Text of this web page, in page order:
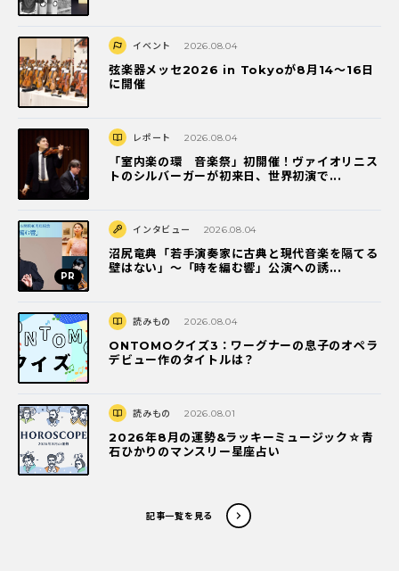
イベント 2026.08.04
弦楽器メッセ2026 in Tokyoが8月14～16日
に開催
レポート 2026.08.04
「室内楽の環 音楽祭」初開催！ヴァイオリニス
トのシルバーガーが初来日、世界初演で...
インタビュー 2026.08.04
沼尻竜典「若手演奏家に古典と現代音楽を隔てる
壁はない」～「時を編む響」公演への誘...
読みもの 2026.08.04
ONTOMOクイズ3：ワーグナーの息子のオペラ
デビュー作のタイトルは？
読みもの 2026.08.01
2026年8月の運勢&ラッキーミュージック☆青
石ひかりのマンスリー星座占い
記事一覧を見る